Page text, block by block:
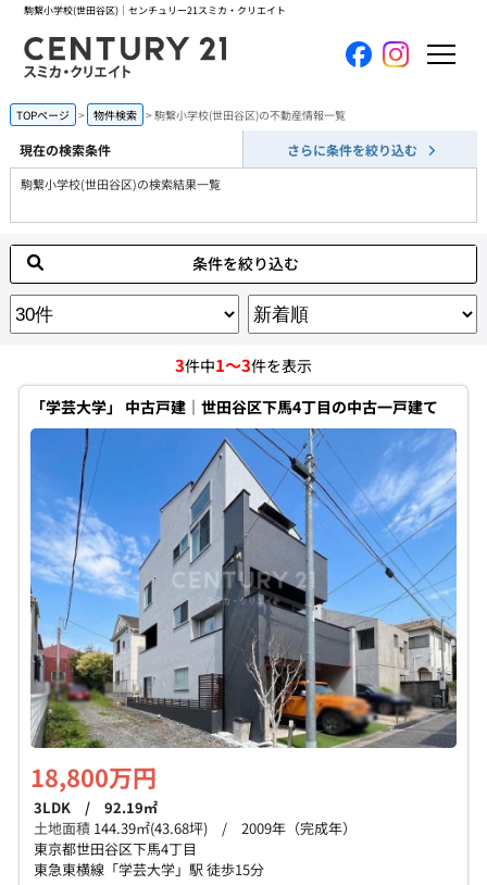
駒繋小学校(世田谷区)｜センチュリー21スミカ・クリエイト
ホーム
当社について
買いたい
売りたい
コンテンツ
採用情報
会員メニュー
個人情報保護の取扱い 会員規約 サイトマップ
TOPページ 物件検索 駒繋小学校(世田谷区)の不動産情報一覧
現在の検索条件 さらに条件を絞り込む
駒繋小学校(世田谷区)の検索結果一覧
条件を絞り込む
3件中1～3件を表示
「学芸大学」 中古戸建｜世田谷区下馬4丁目の中古一戸建て
18,800万円
3LDK / 92.19㎡
土地面積 144.39㎡(43.68坪) / 2009年（完成年）
東京都世田谷区下馬4丁目
東急東横線「学芸大学」駅 徒歩15分